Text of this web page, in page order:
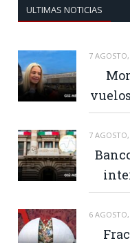
ULTIMAS NOTICIAS
7
7
6